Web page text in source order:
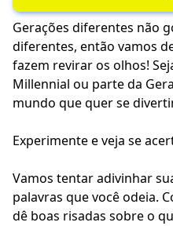
Gerações diferentes não
diferentes, então vamos
fazem revirar os olhos!
Millennial ou parte da
mundo que quer se
Experimente e veja se
Vamos tentar adivinhar
palavras que você odeia.
dê boas risadas sobre o